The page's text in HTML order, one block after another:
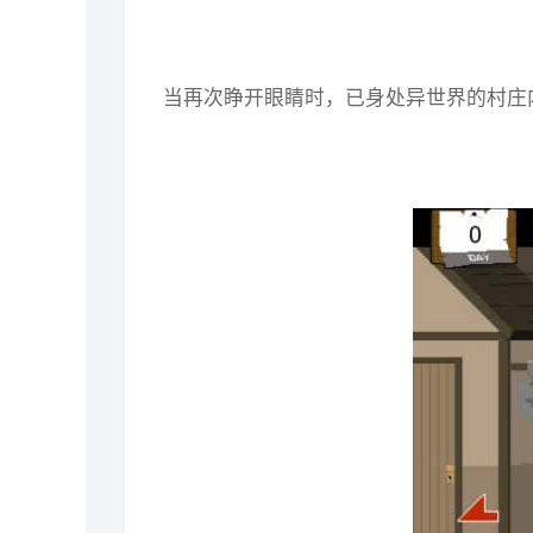
当再次睁开眼睛时，已身处异世界的村庄